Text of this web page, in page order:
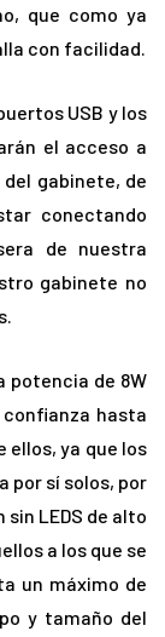
que como ya
con facilidad.
USB y los
el acceso a
gabinete, de
conectando
de nuestra
gabinete no
potencia de 8W
hasta
ellos, ya que los
por sí solos, por
LEDS de alto
a los que se
un máximo de
y tamaño del